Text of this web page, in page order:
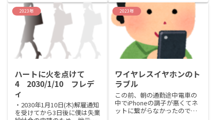
で） 埼玉県春日部市2.転
職先が決まって結婚してから
約10年間住んだマンション
埼玉県さいたま市緑区3.大学
卒...
ら目覚めさせられた。自分が
何処にいて何をしていたのか
分からなくなっていた。なん
とか意識を現実になじませよ
うと、手を何度か開いたり閉
じたりし...
2023年
ハートに火を点けて
4 2030/1/10 フレデ
ィ
・2030年1月10日(木)解雇通知
を受けてから3日後に僕は失業
2023年
ワイヤレスイヤホンのト
ラブル
この前、朝の通勤途中電車の
中でiPhoneの調子が悪くてネ
ットに繋がらなかったので再